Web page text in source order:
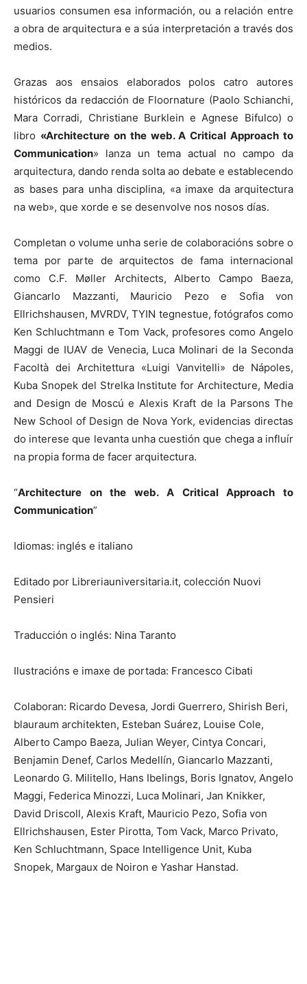
usuarios consumen esa información, ou a relación entre
a obra de arquitectura e a súa interpretación a través dos
medios.
Grazas aos ensaios elaborados polos catro autores
históricos da redacción de Floornature (Paolo Schianchi,
Mara Corradi, Christiane Burklein e Agnese Bifulco) o
libro «Architecture on the web. A Critical Approach to
Communication» lanza un tema actual no campo da
arquitectura, dando renda solta ao debate e establecendo
as bases para unha disciplina, «a imaxe da arquitectura
na web», que xorde e se desenvolve nos nosos días.
Completan o volume unha serie de colaboracións sobre o
tema por parte de arquitectos de fama internacional
como C.F. Møller Architects, Alberto Campo Baeza,
Giancarlo Mazzanti, Mauricio Pezo e Sofia von
Ellrichshausen, MVRDV, TYIN tegnestue, fotógrafos como
Ken Schluchtmann e Tom Vack, profesores como Angelo
Maggi de IUAV de Venecia, Luca Molinari de la Seconda
Facoltà dei Architettura «Luigi Vanvitelli» de Nápoles,
Kuba Snopek del Strelka Institute for Architecture, Media
and Design de Moscú e Alexis Kraft de la Parsons The
New School of Design de Nova York, evidencias directas
do interese que levanta unha cuestión que chega a influír
na propia forma de facer arquitectura.
“Architecture on the web. A Critical Approach to
Communication”
Idiomas: inglés e italiano
Editado por Libreriauniversitaria.it, colección Nuovi
Pensieri
Traducción o inglés: Nina Taranto
Ilustracións e imaxe de portada: Francesco Cibati
Colaboran: Ricardo Devesa, Jordi Guerrero, Shirish Beri,
blauraum architekten, Esteban Suárez, Louise Cole,
Alberto Campo Baeza, Julian Weyer, Cintya Concari,
Benjamin Denef, Carlos Medellín, Giancarlo Mazzanti,
Leonardo G. Militello, Hans Ibelings, Boris Ignatov, Angelo
Maggi, Federica Minozzi, Luca Molinari, Jan Knikker,
David Driscoll, Alexis Kraft, Mauricio Pezo, Sofia von
Ellrichshausen, Ester Pirotta, Tom Vack, Marco Privato,
Ken Schluchtmann, Space Intelligence Unit, Kuba
Snopek, Margaux de Noiron e Yashar Hanstad.